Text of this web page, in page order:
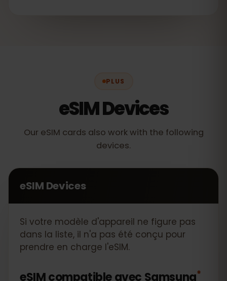
PLUS
eSIM Devices
Our eSIM cards also work with the following
devices.
eSIM Devices
Si votre modèle d'appareil ne figure pas
dans la liste, il n'a pas été conçu pour
prendre en charge l'eSIM.
eSIM compatible avec Samsung*